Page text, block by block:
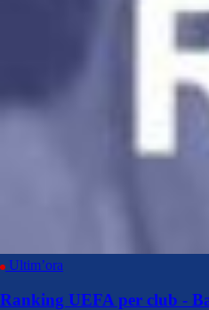
Ultim’ora
Ranking UEFA per club -